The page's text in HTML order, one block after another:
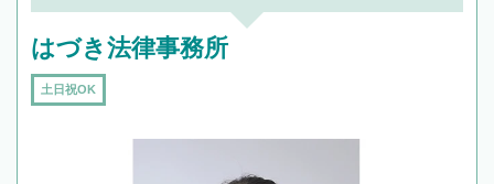
はづき法律事務所
土日祝OK